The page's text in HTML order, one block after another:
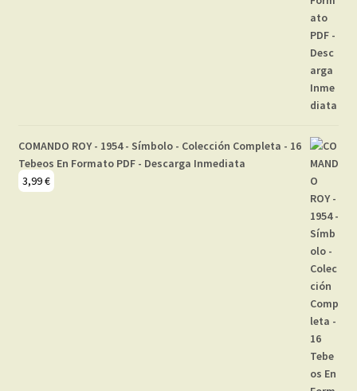
COMANDO ROY - 1954 - Símbolo - Colección Completa - 16
Tebeos En Formato PDF - Descarga Inmediata
3,99€